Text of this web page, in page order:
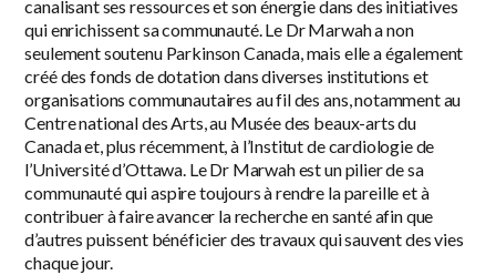
canalisant ses ressources et son énergie dans des initiatives
qui enrichissent sa communauté. Le Dr Marwah a non
seulement soutenu Parkinson Canada, mais elle a également
créé des fonds de dotation dans diverses institutions et
organisations communautaires au fil des ans, notamment au
Centre national des Arts, au Musée des beaux-arts du
Canada et, plus récemment, à l’Institut de cardiologie de
l’Université d’Ottawa. Le Dr Marwah est un pilier de sa
communauté qui aspire toujours à rendre la pareille et à
contribuer à faire avancer la recherche en santé afin que
d’autres puissent bénéficier des travaux qui sauvent des vies
chaque jour.